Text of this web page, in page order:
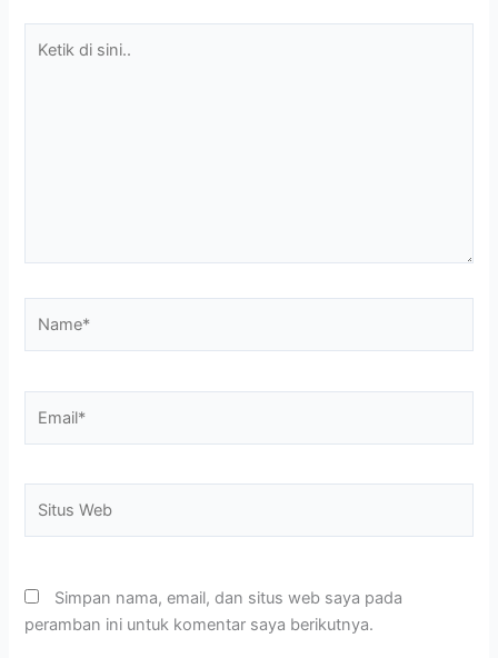
Web
Simpan nama, email, dan situs web saya pada
peramban ini untuk komentar saya berikutnya.